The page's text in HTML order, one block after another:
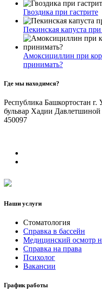
Гвоздика при гастрите
Пекинская капуста при
Амоксициллин при
принимать?
Где мы находимся?
Республика Башкортостан г.
бульвар Хадии Давлетшиной
450097
Наши услуги
Стоматология
Справка в бассейн
Медицинский осмотр
Справка на права
Психолог
Вакансии
График работы